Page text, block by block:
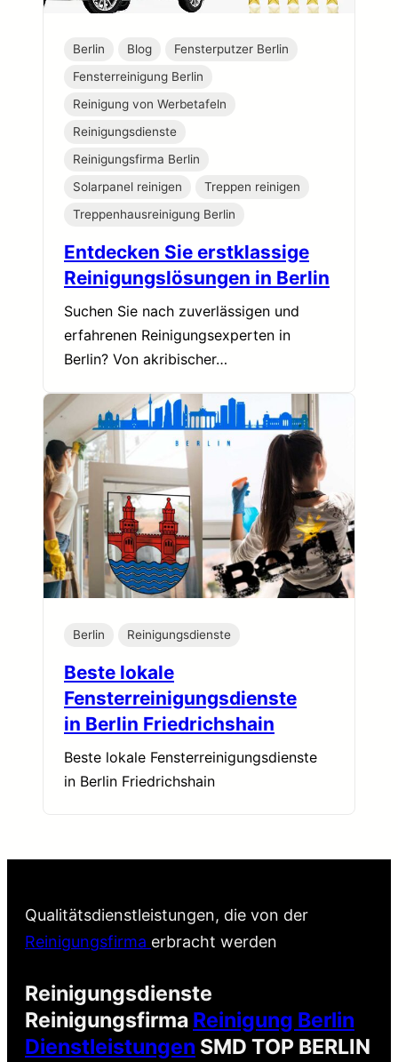
Berlin Blog
Fensterputzer Berlin
Fensterreinigung Berlin
Reinigung von Werbetafeln
Reinigungsdienste
Reinigungsfirma Berlin
Solarpanel reinigen
Treppen reinigen
Treppenhausreinigung Berlin
Entdecken Sie erstklassige
Reinigungslösungen in Berlin
Suchen Sie nach zuverlässigen und
erfahrenen Reinigungsexperten in
Berlin? Von akribischer…
Berlin Reinigungsdienste
Beste lokale
Fensterreinigungsdienste
in Berlin Friedrichshain
Beste lokale Fensterreinigungsdienste
in Berlin Friedrichshain
Qualitätsdienstleistungen, die von der
Reinigungsfirma erbracht werden
Reinigungsdienste
Reinigungsfirma Reinigung Berlin
Dienstleistungen SMD TOP BERLIN